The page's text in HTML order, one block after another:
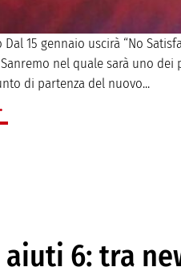
Dal 15 gennaio uscirà “No
nel quale sarà uno
di partenza del nuovo...
aiuti 6: tra